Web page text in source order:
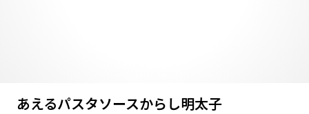
あえるパスタソースからし明太子